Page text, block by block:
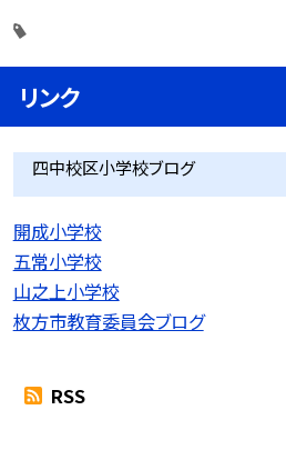
リンク
四中校区小学校ブログ
開成小学校
五常小学校
山之上小学校
枚方市教育委員会ブログ
RSS